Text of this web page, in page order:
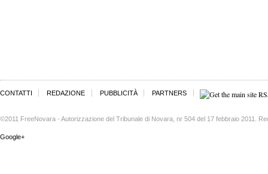
CONTATTI REDAZIONE PUBBLICITÀ PARTNERS
©2011 FreeNovara - Autorizzazione del Tribunale di Novara, nr 504 del 17 febbraio 2011.
Google+